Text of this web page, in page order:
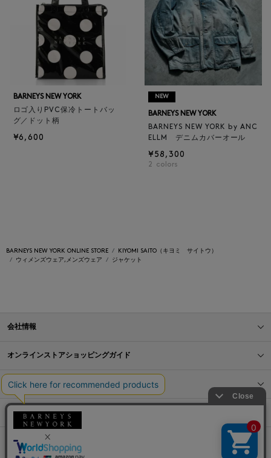
BARNEYS NEW YORK
ロゴ入りPVC保冷トートバッ
グ／ドット柄
¥6,600
NEW
BARNEYS NEW YORK
BARNEYS NEW YORK by ANC
ELLM デニムカバーオール
¥58,300
2 colors
BARNEYS NEW YORK ONLINE STORE
KIYOMI SAITO（キヨミ サイトウ）
ウィメンズウェア,メンズウェア
ジャケット
会社情報
オンラインストアショッピングガイド
店舗情報
サービス